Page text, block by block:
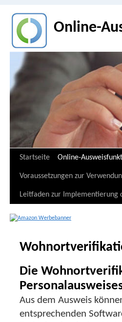
Online-
Zum
Inhalt
springen
Startseite Online-
Voraussetzungen zur
Leitfaden zur Implementierung
Die
Aus dem Ausweis
entsprechenden